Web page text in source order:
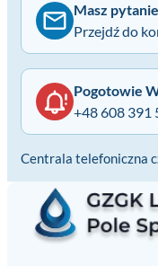
Masz pytanie
Przejdź do
Pogotowie
+48 608 391
Centrala telefoniczna